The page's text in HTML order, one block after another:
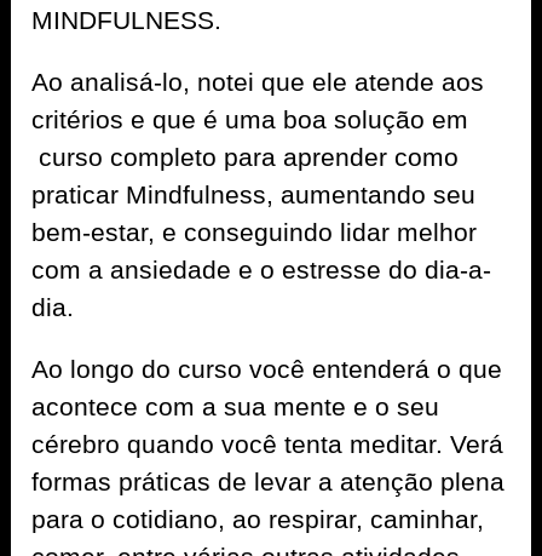
MINDFULNESS.
Ao analisá-lo, notei que ele atende aos
critérios e que é uma boa solução em
curso completo para aprender como
praticar Mindfulness, aumentando seu
bem-estar, e conseguindo lidar melhor
com a ansiedade e o estresse do dia-a-
dia.
Ao longo do curso você entenderá o que
acontece com a sua mente e o seu
cérebro quando você tenta meditar. Verá
formas práticas de levar a atenção plena
para o cotidiano, ao respirar, caminhar,